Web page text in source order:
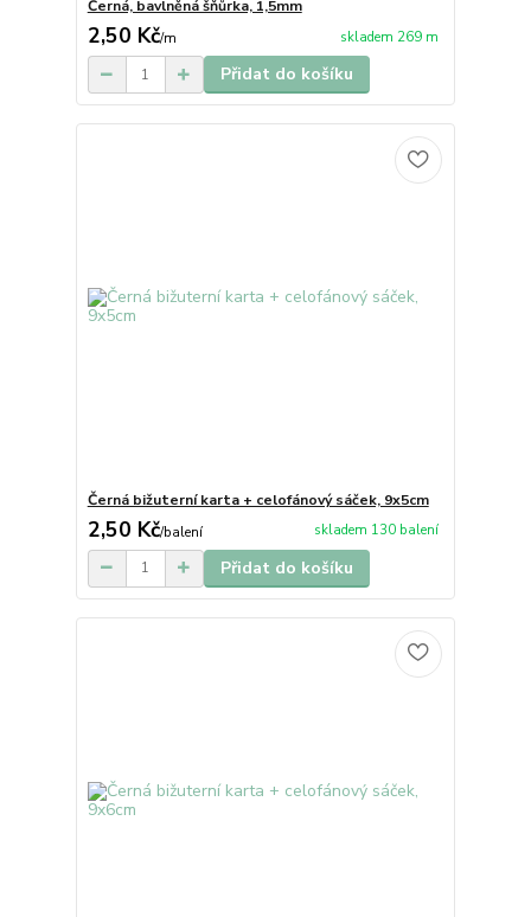
Černá, bavlněná šňůrka, 1,5mm
2,50 Kč/m skladem 269 m
Přidat do košíku
Černá bižuterní karta + celofánový sáček, 9x5cm
2,50 Kč/balení skladem 130 balení
Přidat do košíku